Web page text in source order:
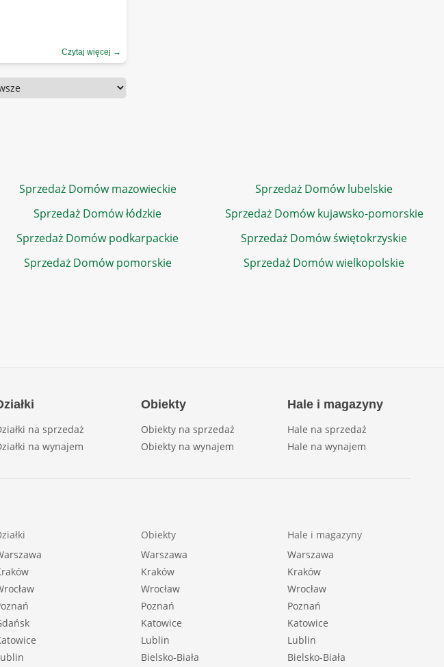
Czytaj więcej →
Sprzedaż Domów mazowieckie
Sprzedaż Domów lubelskie
Sprzedaż Domów łódzkie
Sprzedaż Domów kujawsko-pomorskie
Sprzedaż Domów podkarpackie
Sprzedaż Domów świętokrzyskie
Sprzedaż Domów pomorskie Sprzedaż Domów wielkopolskie
na sprzedaż
na wynajem
Obiekty
Obiekty na sprzedaż
Obiekty na wynajem
Hale i magazyny
Hale na sprzedaż
Hale na wynajem
Obiekty
Warszawa
Kraków
Wrocław
Poznań
Katowice
Lublin
Bielsko-Biała
Hale i magazyny
Warszawa
Kraków
Wrocław
Poznań
Katowice
Lublin
Bielsko-Biała